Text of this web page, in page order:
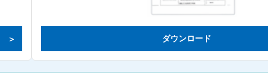
ダウンロード